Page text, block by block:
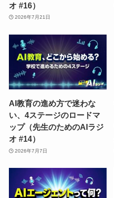
オ #16）
2026年7月21日
AI教育の進め方で迷わな
い、4ステージのロードマ
ップ（先生のためのAIラジ
オ #14）
2026年7月7日